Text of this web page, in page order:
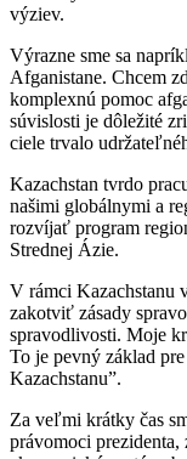
výziev.
Výrazne sme sa
Afganistane. Chcem
komplexnú pomoc
súvislosti je dôležité
ciele trvalo
Kazachstan tvrdo
našimi globálnymi a
rozvíjať program
Strednej Ázie.
V rámci Kazachstanu
zakotviť zásady
spravodlivosti. Moje
To je pevný základ
Kazachstanu”.
Za veľmi krátky čas
právomoci